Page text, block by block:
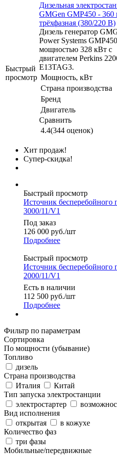
Быстрый
просмотр
Дизельная
GMGen GMP450 - 360
трёхфазная (380/220 В)
Дизель генератор
Power Systems GMP450
мощностью 328 кВт с
двигателем Perkins
E13TAG3.
Мощность, кВт
Страна производства
Бренд
Двигатель
Сравнить
4.4(344 оценок)
Хит продаж!
Супер-скидка!
Быстрый просмотр
Источник бесперебойного
3000/11/V1
Под заказ
126 000 руб./шт
Подробнее
Быстрый просмотр
Источник бесперебойного
2000/11/V1
Есть в наличии
112 500 руб./шт
Подробнее
Фильтр по параметрам
Сортировка
По мощности (убывание)
Топливо
дизель
Страна производства
Италия
Китай
Тип запуска электростанции
электростартер
Вид исполнения
открытая
в кожухе
Количество фаз
три фазы
Мобильные/передвижные